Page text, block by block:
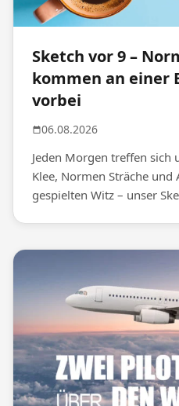
Sketch vor 9 –
kommen an einer
vorbei
06.08.2026
Jeden Morgen treffen sich
Klee, Normen Sträche
gespielten Witz – unser